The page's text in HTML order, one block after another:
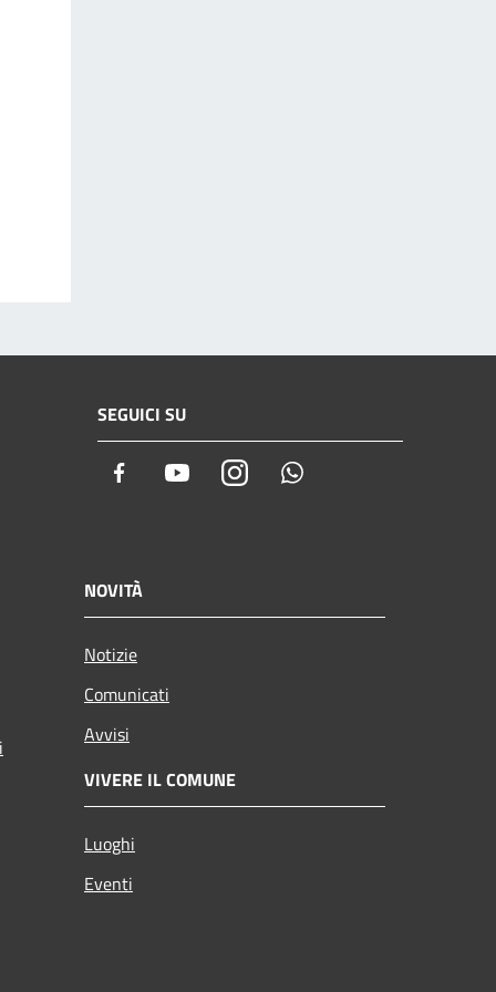
SEGUICI SU
Facebook YoutubeInstagram
NOVITÀ
Notizie
Comunicati
Avvisi
VIVERE IL COMUNE
Luoghi
Eventi